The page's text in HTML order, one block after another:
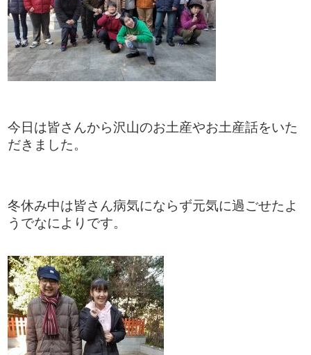
今日は皆さんから沢山のお土産やお土産話をいた
だきました。
冬休み中は皆さん病気にならず元気に過ごせたよ
うでなによりです。